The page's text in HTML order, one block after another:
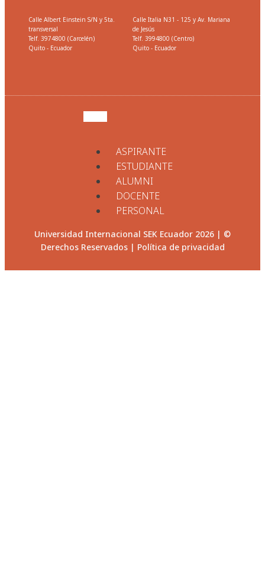
Calle Albert Einstein S/N y 5ta.
transversal
Telf. 3974800 (Carcelén)
Quito - Ecuador
Calle Italia N31 - 125 y Av. Mariana
de Jesús
Telf. 3994800 (Centro)
Quito - Ecuador
ASPIRANTE
ESTUDIANTE
ALUMNI
DOCENTE
PERSONAL
Universidad Internacional SEK Ecuador 2026 | ©
Derechos Reservados | Política de privacidad